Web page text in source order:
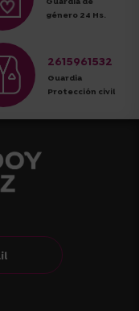
género 24 Hs.
2615961532
Guardia
Protección civil